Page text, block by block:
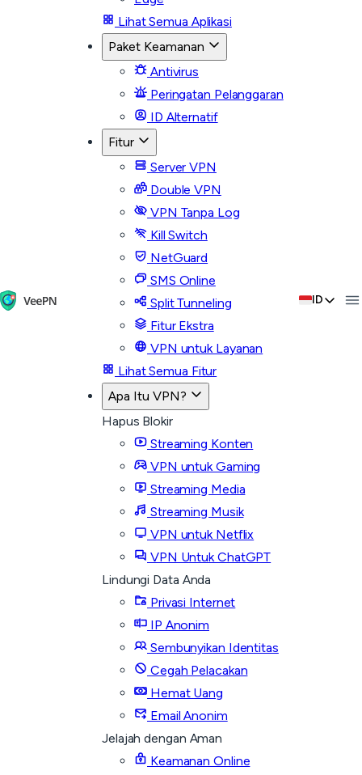
Lihat Semua Aplikasi
Paket Keamanan
Antivirus
Peringatan Pelanggaran
ID Alternatif
Fitur
Server VPN
Double VPN
VPN Tanpa Log
Kill Switch
NetGuard
SMS Online
Split Tunneling
Fitur Ekstra
VPN untuk Layanan
Lihat Semua Fitur
Apa Itu VPN?
Hapus Blokir
Streaming Konten
VPN untuk Gaming
Streaming Media
Streaming Musik
VPN untuk Netflix
VPN Untuk ChatGPT
Lindungi Data Anda
Privasi Internet
IP Anonim
Sembunyikan Identitas
Cegah Pelacakan
Hemat Uang
Email Anonim
Jelajah dengan Aman
Keamanan Online
ID